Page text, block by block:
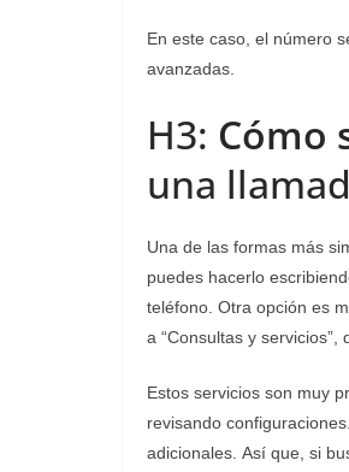
En este caso, el número
avanzadas.
H3: Cómo
una
Una de las formas más
puedes hacerlo
teléfono. Otra opción es
a “Consultas y servicios”,
Estos servicios son muy
revisando
adicionales. Así que, si